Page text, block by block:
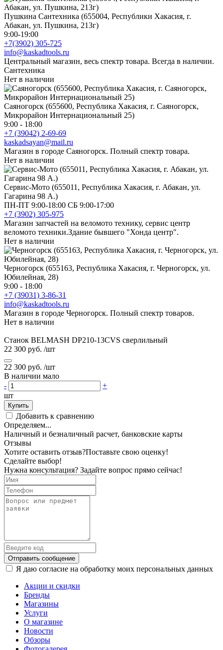
Пушкина Сантехника (655004, Республики Хакасия, г.
Абакан, ул. Пушкина, 213г)
9:00-19:00
+7(3902) 305-725
info@kaskadtools.ru
Центральный магазин, весь спектр товара. Всегда в наличии.
Сантехника
Нет в наличии
Саяногорск (655600, Республика Хакасия, г. Саяногорск,
Микрорайон Интернациональный 25)
9:00 - 18:00
+7 (39042) 2-69-69
kaskadsayan@mail.ru
Магазин в городе Саяногорск. Полный спектр товара.
Нет в наличии
Сервис-Мото (655011, Республика Хакасия, г. Абакан, ул.
Гагарина 98 А.)
ПН-ПТ 9:00-18:00 СБ 9:00-17:00
+7 (3902) 305-975
Магазин запчастей на веломото технику, сервис центр
веломото техники.Здание бывшего "Хонда центр".
Нет в наличии
Черногорск (655163, Республика Хакасия, г. Черногорск, ул.
Юбилейная, 28)
9:00 - 18:00
+7 (39031) 3-86-31
info@kaskadtools.ru
Магазин в городе Черногорск. Полный спектр товаров.
Нет в наличии
Станок BELMASH DP210-13CVS сверлильный
22 300 руб. /шт
22 300 руб. /шт
В наличии мало
-
+
шт
Купить
Добавить к сравнению
Определяем...
Наличный и безналичный расчет, банковские карты
Отзывы
Хотите оставить отзыв?Поставьте свою оценку!
Сделайте выбор!
Нужна консультация? Задайте вопрос прямо сейчас!
Отправить сообщение
Я даю согласие на обработку моих персональных данных
Акции и скидки
Бренды
Магазины
Услуги
О магазине
Новости
Обзоры